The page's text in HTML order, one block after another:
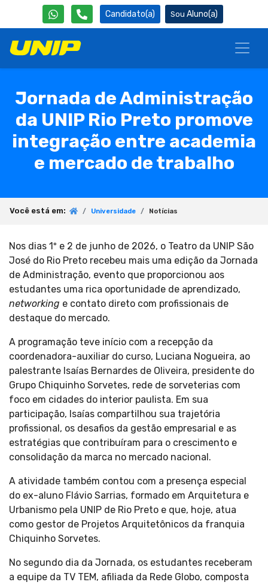
Candidato(a) Aluno(a)
Jornada de Administração
da UNIP Rio Preto promove
integração entre academia
e mercado de trabalho
Você está em: Universidade Notícias
Nos dias 1º e 2 de junho de 2026, o Teatro da UNIP São
José do Rio Preto recebeu mais uma edição da Jornada
de Administração, evento que proporcionou aos
estudantes uma rica oportunidade de aprendizado,
networking e contato direto com profissionais de
destaque do mercado.
A programação teve início com a recepção da
coordenadora-auxiliar do curso, Luciana Nogueira, ao
palestrante Isaías Bernardes de Oliveira, presidente do
Grupo Chiquinho Sorvetes, rede de sorveterias com
foco em cidades do interior paulista. Em sua
participação, Isaías compartilhou sua trajetória
profissional, os desafios da gestão empresarial e as
estratégias que contribuíram para o crescimento e
consolidação da marca no mercado nacional.
A atividade também contou com a presença especial
do ex-aluno Flávio Sarrias, formado em Arquitetura e
Urbanismo pela UNIP de Rio Preto e que, hoje, atua
como gestor de Projetos Arquitetônicos da franquia
Chiquinho Sorvetes.
No segundo dia da Jornada, os estudantes receberam
a equipe da TV TEM, afiliada da Rede Globo, composta